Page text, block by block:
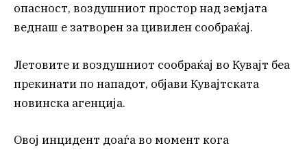
опасност, воздушниот простор над земјата
веднаш е затворен за цивилен сообраќај.
Летовите и воздушниот сообраќај во Кувајт беа
прекинати по нападот, објави Кувајтската
новинска агенција.
Овој инцидент доаѓа во момент кога